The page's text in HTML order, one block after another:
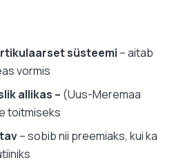
süsteemi – aitab
vormis
allikas – (Uus-Meremaa
toitmiseks
– sobib nii preemiaks, kui ka